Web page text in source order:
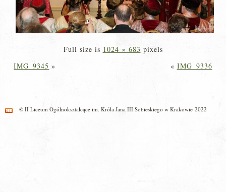
Full size is 1024 × 683 pixels
IMG_9345 » « IMG_9336
© II Liceum Ogólnokształcące im. Króla Jana III Sobieskiego w Krakowie 2022